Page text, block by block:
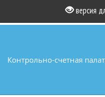
версия
Контрольно-счетная